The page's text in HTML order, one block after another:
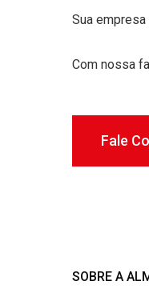
Sua
Com nossa
Fale
SOBRE A